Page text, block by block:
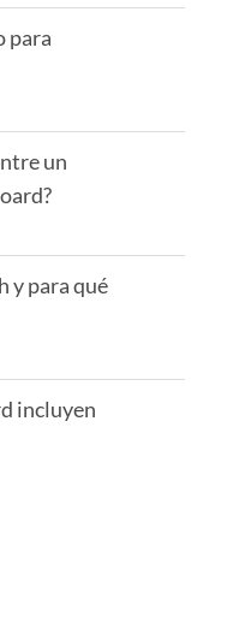
para
un
y para qué
incluyen